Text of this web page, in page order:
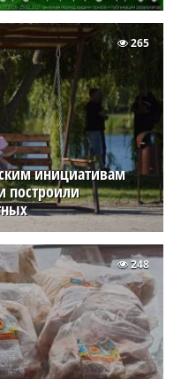
инициативам
построили
265
248